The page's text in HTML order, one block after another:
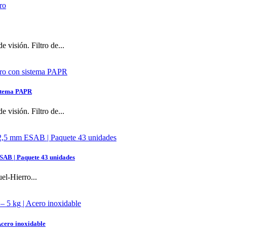
visión. Filtro de...
PAPR
visión. Filtro de...
| Paquete 43 unidades
Hierro...
inoxidable